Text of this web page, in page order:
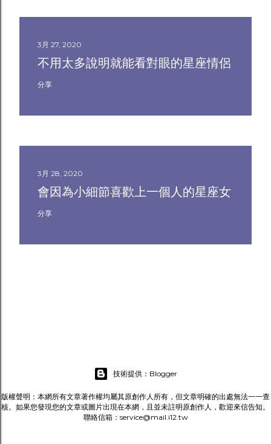
3月 27, 2020
不用太多說明就能看對眼的星座情侶
分享
3月 28, 2020
會因為小細節喜歡上一個人的星座女
分享
技術提供：Blogger
版權聲明：本網所有文章著作權均屬其原創作人所有，但文章明確的出處無法一一查
核。如果您發現您的文章或圖片出現在本網，且並未註明原創作人，歡迎來信告知。
聯絡信箱：service@mail.i12.tw